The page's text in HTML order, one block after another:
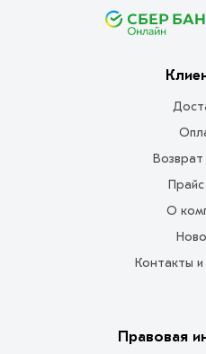
Прайс
О
Контакты и
Правовая